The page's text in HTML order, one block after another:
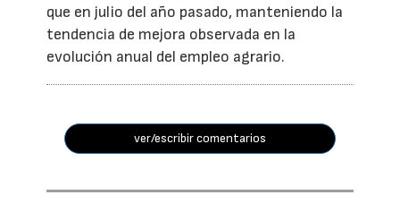
que en julio del año pasado, manteniendo la
tendencia de mejora observada en la
evolución anual del empleo agrario.
ver/escribir comentarios